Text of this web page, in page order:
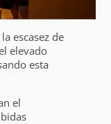
escasez de
elevado
esta
el